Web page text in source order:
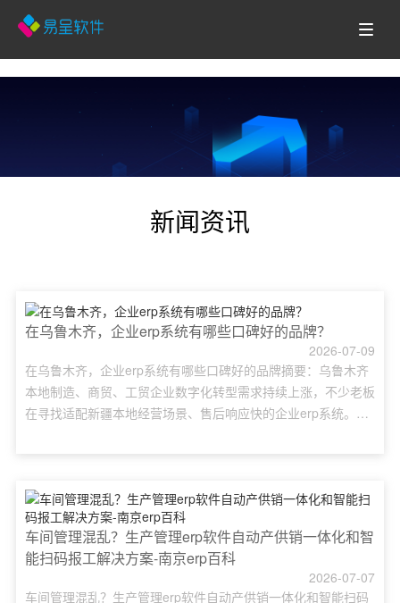
新闻资讯
在乌鲁木齐，企业erp系统有哪些口碑好的品牌？
2026-07-09
在乌鲁木齐，企业erp系统有哪些口碑好的品牌摘要：乌鲁木齐
本地制造、商贸、工贸企业数字化转型需求持续上涨，不少老板
在寻找适配新疆本地经营场景、售后响应快的企业erp系统。本
等需求，通过功能表格、客户案例、落地步骤，帮助乌鲁木......
车间管理混乱？生产管理erp软件自动产供销一体化和智
能扫码报工解决方案-南京erp百科
2026-07-07
车间管理混乱？生产管理erp软件自动产供销一体化和智能扫码